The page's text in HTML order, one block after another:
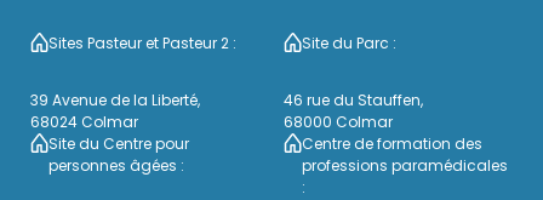
Sites Pasteur et Pasteur 2 :
39 Avenue de la Liberté,
68024 Colmar
Site du Parc :
46 rue du Stauffen,
68000 Colmar
Site du Centre pour
personnes âgées :
Centre de formation des
professions paramédicales
: